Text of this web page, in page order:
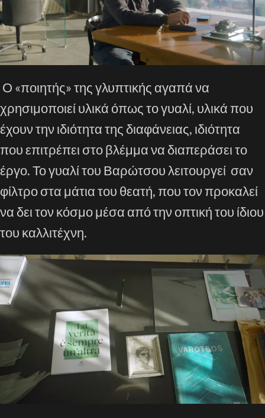
Ο «ποιητής» της γλυπτικής αγαπά να
χρησιμοποιεί υλικά όπως το γυαλί, υλικά που
έχουν την ιδιότητα της διαφάνειας, ιδιότητα
που επιτρέπει στο βλέμμα να διαπεράσει το
έργο. Το γυαλί του Βαρώτσου λειτουργεί σαν
φίλτρο στα μάτια του θεατή, που τον προκαλεί
να δει τον κόσμο μέσα από την οπτική του ίδιου
του καλλιτέχνη.